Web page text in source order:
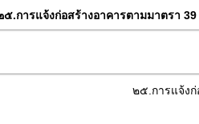
๕.การแจ้งก่อสร้างอาคารตามมาตรา
๒๕.การแจ้ง